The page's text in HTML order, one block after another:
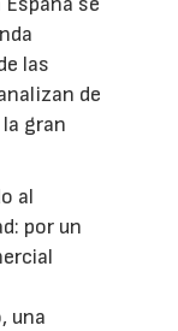
las
de
gran
al
por un
una